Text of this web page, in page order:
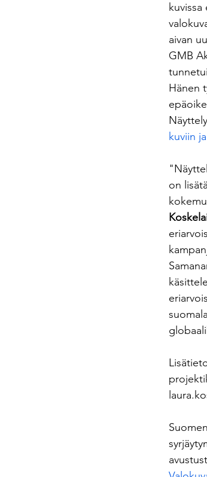
aivan
GMB
Hänen
kuviin
on